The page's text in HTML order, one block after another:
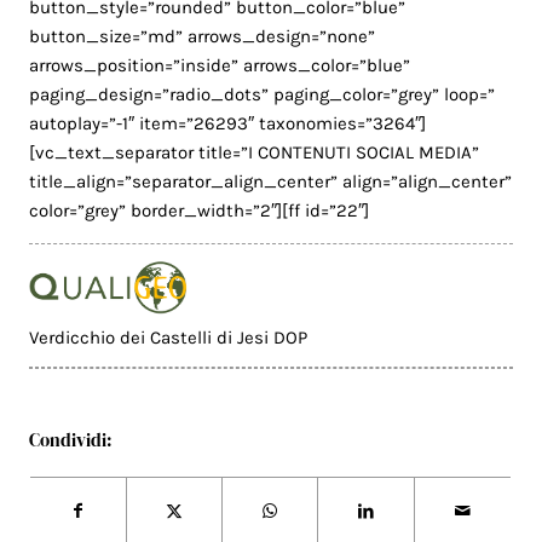
button_style=”rounded” button_color=”blue”
button_size=”md” arrows_design=”none”
arrows_position=”inside” arrows_color=”blue”
paging_design=”radio_dots” paging_color=”grey” loop=”
autoplay=”-1″ item=”26293″ taxonomies=”3264″]
[vc_text_separator title=”I CONTENUTI SOCIAL MEDIA”
title_align=”separator_align_center” align=”align_center”
color=”grey” border_width=”2″][ff id=”22″]
Verdicchio dei Castelli di Jesi DOP
Condividi: